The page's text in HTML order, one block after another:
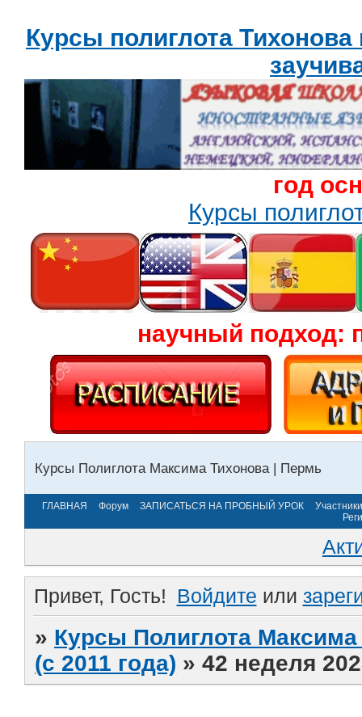
Курсы полиглота
год
Курсы
научный подход:
Курсы Полиглота Максима Тихонова | Пермь
ГЛАВНАЯ Форум ЗАПИСАТЬСЯ НА ПРОБНЫЙ УРОК
Участники
Привет, Гость! Войдите или
» Курсы Полиглота
(с 2011 года) »42 неделя